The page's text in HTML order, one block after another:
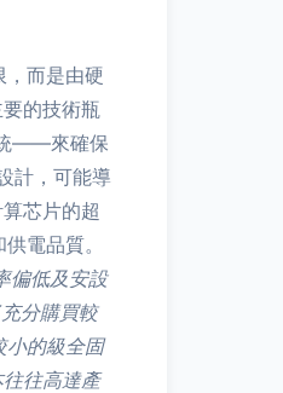
，而是由硬
的技術瓶
——來確保
計，可能導
芯片的超
電品質。
偏低及安設
分購買較
小的級全固
往高達產